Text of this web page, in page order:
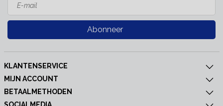
Abonneer
KLANTENSERVICE
MIJN ACCOUNT
BETAALMETHODEN
SOCIALMEDIA